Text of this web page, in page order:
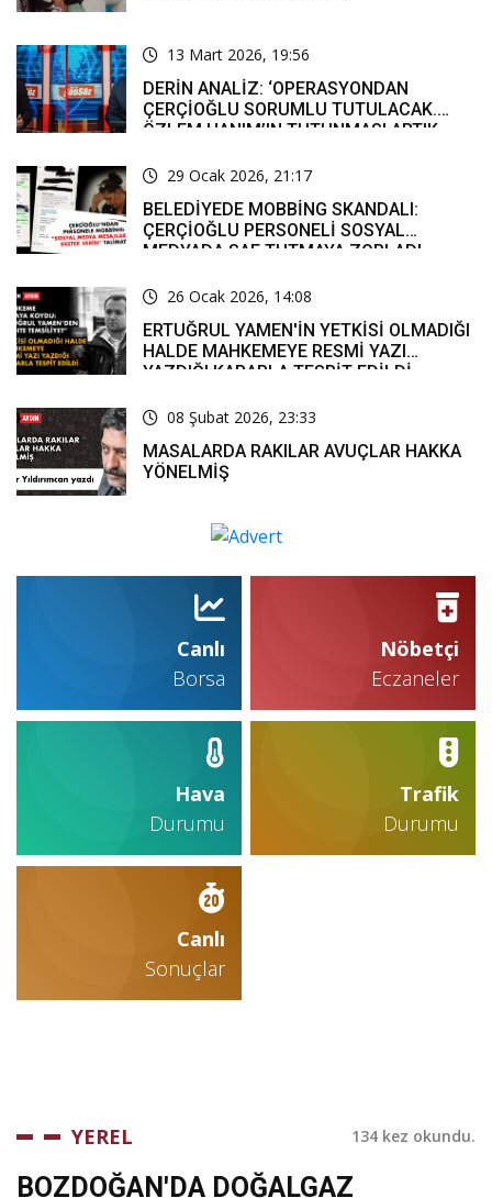
13 Mart 2026, 19:56
DERİN ANALİZ: ‘OPERASYONDAN
ÇERÇİOĞLU SORUMLU TUTULACAK.
ÖZLEM HANIM’IN TUTUNMASI ARTIK
29 Ocak 2026, 21:17
BELEDİYEDE MOBBİNG SKANDALI:
ÇERÇİOĞLU PERSONELİ SOSYAL
MEDYADA SAF TUTMAYA ZORLADI
26 Ocak 2026, 14:08
ERTUĞRUL YAMEN'İN YETKİSİ OLMADIĞI
HALDE MAHKEMEYE RESMİ YAZI
YAZDIĞI KARARLA TESPİT EDİLDİ
08 Şubat 2026, 23:33
MASALARDA RAKILAR AVUÇLAR HAKKA
YÖNELMİŞ
Canlı
Borsa
Nöbetçi
Eczaneler
Hava
Durumu
Trafik
Durumu
Canlı
Sonuçlar
YEREL 134 kez okundu.
BOZDOĞAN'DA DOĞALGAZ